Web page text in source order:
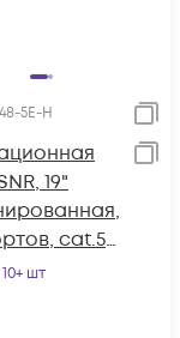
5E-H
19"
cat.5e,
шт